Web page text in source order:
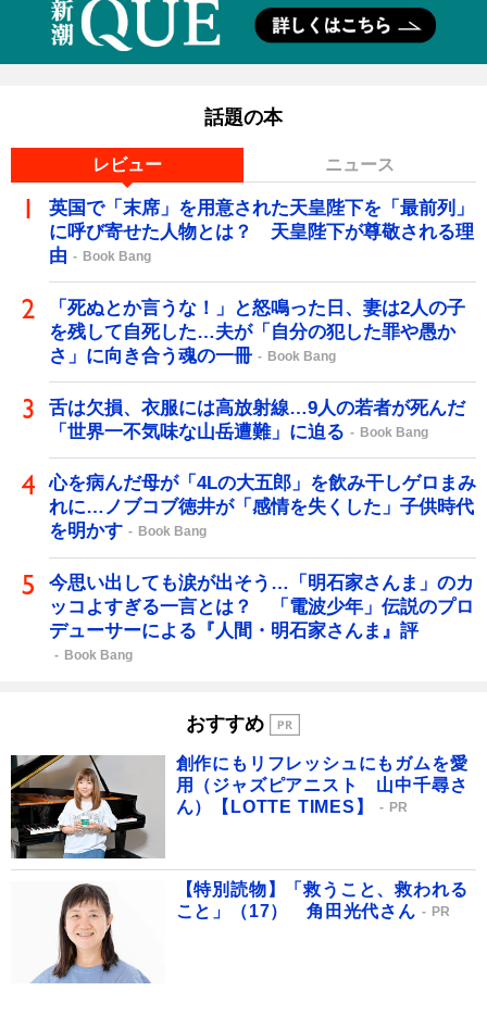
話題の本
レビュー ニュース
英国で「末席」を用意された天皇陛下を「最前列」
に呼び寄せた人物とは？ 天皇陛下が尊敬される理
由
Book Bang
「死ぬとか言うな！」と怒鳴った日、妻は2人の子
を残して自死した…夫が「自分の犯した罪や愚か
さ」に向き合う魂の一冊
Book Bang
舌は欠損、衣服には高放射線…9人の若者が死んだ
「世界一不気味な山岳遭難」に迫る
Book Bang
心を病んだ母が「4Lの大五郎」を飲み干しゲロまみ
れに…ノブコブ徳井が「感情を失くした」子供時代
を明かす
Book Bang
今思い出しても涙が出そう…「明石家さんま」のカ
ッコよすぎる一言とは？ 「電波少年」伝説のプロ
デューサーによる『人間・明石家さんま』評
Book Bang
おすすめ
創作にもリフレッシュにもガムを愛
用（ジャズピアニスト 山中千尋さ
ん）【LOTTE TIMES】
PR
【特別読物】「救うこと、救われる
こと」（17） 角田光代さん
PR